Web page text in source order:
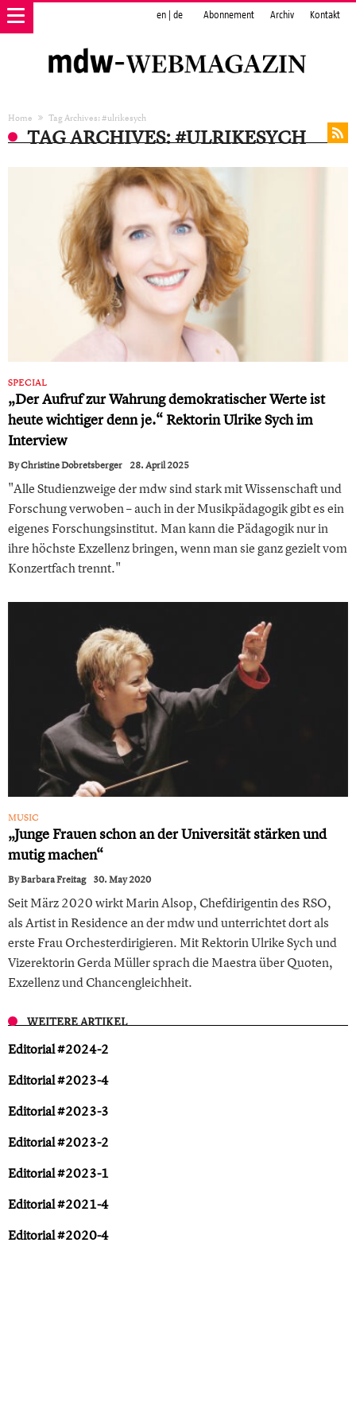
en de Abonnement Archiv Kontakt
Home Tag Archives: #ulrikesych
TAG ARCHIVES: #ULRIKESYCH
SPECIAL
„Der Aufruf zur Wahrung demokratischer Werte ist
heute wichtiger denn je.“ Rektorin Ulrike Sych im
Interview
ByChristine Dobretsberger 28. April 2025
"Alle Studienzweige der mdw sind stark mit Wissenschaft und
Forschung verwoben – auch in der Musikpädagogik gibt es ein
eigenes Forschungsinstitut. Man kann die Pädagogik nur in
ihre höchste Exzellenz bringen, wenn man sie ganz gezielt vom
Konzertfach trennt."
MUSIC
„Junge Frauen schon an der Universität stärken und
mutig machen“
ByBarbara Freitag 30. May 2020
Seit März 2020 wirkt Marin Alsop, Chefdirigentin des RSO,
als Artist in Residence an der mdw und unterrichtet dort als
erste Frau Orchesterdirigieren. Mit Rektorin Ulrike Sych und
Vizerektorin Gerda Müller sprach die Maestra über Quoten,
Exzellenz und Chancengleichheit.
WEITERE ARTIKEL
Editorial #2024-2
Editorial #2023-4
Editorial #2023-3
Editorial #2023-2
Editorial #2023-1
Editorial #2021-4
Editorial #2020-4